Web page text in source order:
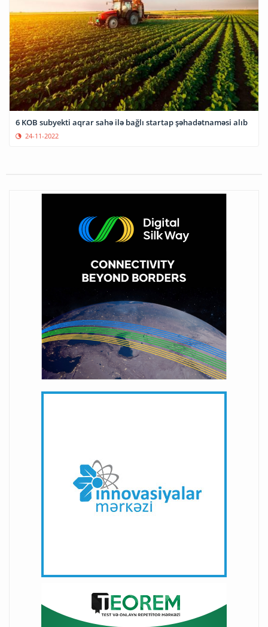
6 KOB subyekti aqrar sahə ilə bağlı startap şəhadətnaməsi alıb
24-11-2022